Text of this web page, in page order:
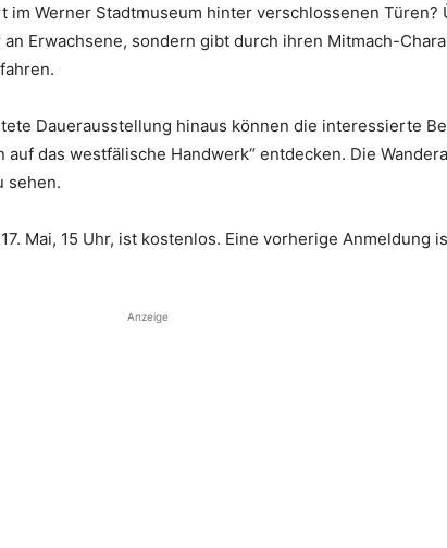
im Werner Stadtmuseum hinter verschlossenen
Erwachsene, sondern gibt durch ihren Mitmach-
Dauerausstellung hinaus können die interessierte
das westfälische Handwerk“ entdecken. Die
sehen.
Mai, 15 Uhr, ist kostenlos. Eine vorherige Anmeldung
Anzeige